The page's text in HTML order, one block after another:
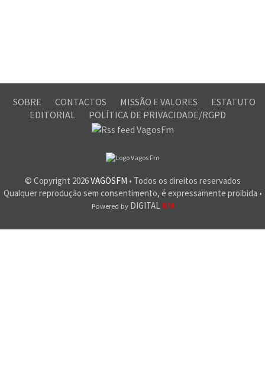
SOBRE CONTACTOS MISSÃO E VALORES
ESTATUTO
EDITORIAL
POLÍTICA DE PRIVACIDADE/RGPD
© Copyright 2026VAGOSFM • Todos os direitos reservados
Qualquer reprodução sem consentimento, é expressamente proibida •
Powered byDIGITAL RM